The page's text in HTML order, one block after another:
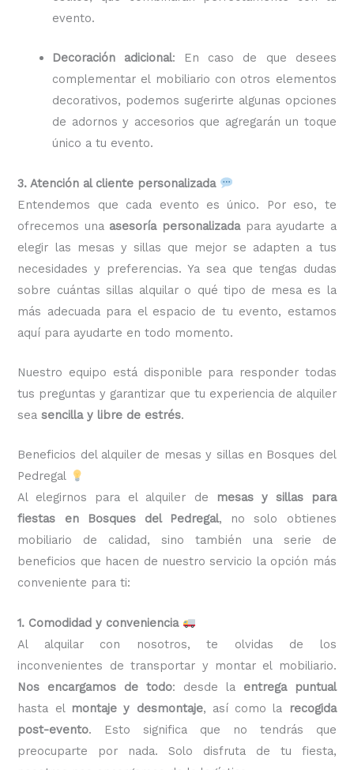
evento.
Decoración adicional: En caso de que desees
complementar el mobiliario con otros elementos
decorativos, podemos sugerirte algunas opciones
de adornos y accesorios que agregarán un toque
único a tu evento.
3. Atención al cliente personalizada
Entendemos que cada evento es único. Por eso, te
ofrecemos una asesoría personalizadapara ayudarte a
elegir las mesas y sillas que mejor se adapten a tus
necesidades y preferencias. Ya sea que tengas dudas
sobre cuántas sillas alquilar o qué tipo de mesa es la
más adecuada para el espacio de tu evento, estamos
aquí para ayudarte en todo momento.
Nuestro equipo está disponible para responder todas
tus preguntas y garantizar que tu experiencia de alquiler
seasencilla y libre de estrés.
Beneficios del alquiler de mesas y sillas en Bosques del
Pedregal
Al elegirnos para el alquiler de
mesas y sillas para
fiestas en Bosques del Pedregal, no solo obtienes
mobiliario de calidad, sino también una serie de
beneficios que hacen de nuestro servicio la opción más
conveniente para ti:
1. Comodidad y conveniencia
Al alquilar con nosotros, te olvidas de los
inconvenientes de transportar y montar el mobiliario.
Nos encargamos de todo: desde la entrega puntual
hasta el montaje y desmontaje, así como la
recogida
post-evento. Esto significa que no tendrás que
preocuparte por nada. Solo disfruta de tu fiesta,